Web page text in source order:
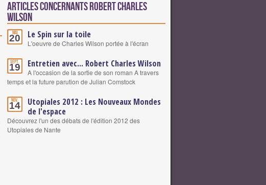
Articles concernants Robert Charles
Wilson
Mai
20 Le Spin sur la toile
L'oeuvre de Charles Wilson portée à l'écran
Sept.
19 Entretien avec... Robert Charles Wilson
A l'occasion de la sortie de son roman A travers
temps et la future parution de Julian Comstock
Nov.
14
Utopiales 2012 : Les Nouveaux Mondes
de l'espace
Découvrez l'un des débats de l'édition 2012 des
Utopiales de Nante